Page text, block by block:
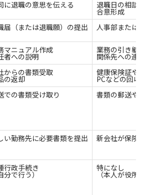
に退職の意思を伝える 退職日の相談
合意形成
届（または退職願）の提出 人事部または
マニュアル作成
者への説明
業務の引き継
関係先への連
からの書類受取
の返却
健康保険証や
PCなどの回収
での書類受け取り 書類の郵送や
い勤務先に必要書類を提出 新会社が保険
行政手続き
分で行う）
特になし
（本人が役所